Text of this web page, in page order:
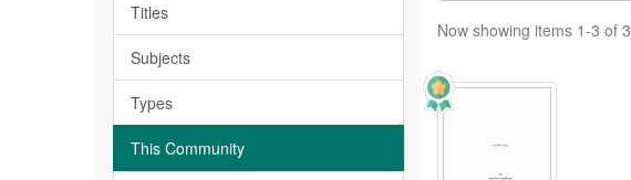
Titles
Subjects
Types
This Community
Now showing items 1-3 of 3